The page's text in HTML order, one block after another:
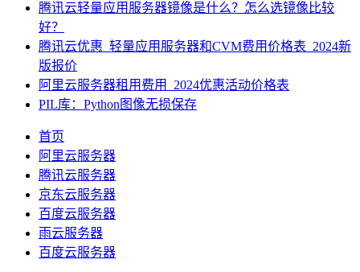
腾讯云轻量应用服务器镜像是什么？怎么选镜像比较
好？
腾讯云优惠_轻量应用服务器和CVM费用价格表_2024新
版报价
阿里云服务器租用费用_2024优惠活动价格表
PIL库：Python图像无损保存
首页
阿里云服务器
腾讯云服务器
京东云服务器
百度云服务器
雨云服务器
百度云服务器